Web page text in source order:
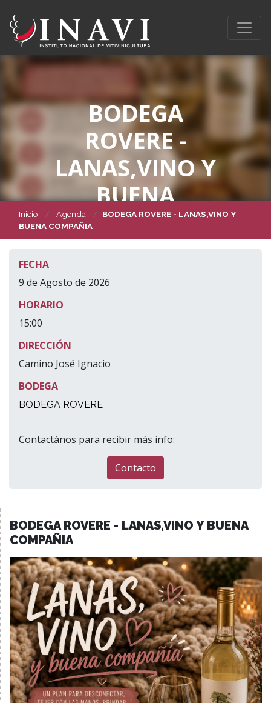
BODEGA
ROVERE -
LANAS,VINO Y
BUENA
COMPAÑIA
Inicio Agenda
BODEGA ROVERE - LANAS,VINO Y
BUENA COMPAÑIA
FECHA
9 de Agosto de 2026
HORARIO
15:00
DIRECCIÓN
Camino José Ignacio
BODEGA
BODEGA ROVERE
Contactános para recibir más info:
Contacto
BODEGA ROVERE - LANAS,VINO Y BUENA
COMPAÑIA